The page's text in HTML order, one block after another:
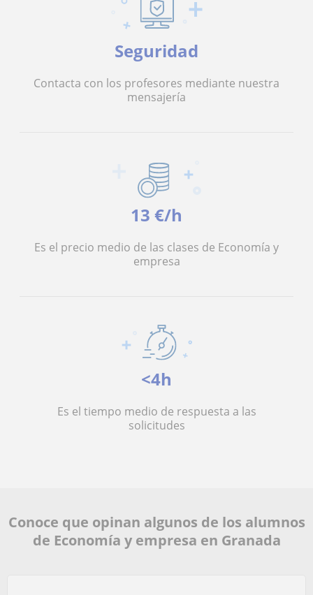
Seguridad
Contacta con los profesores mediante nuestra
mensajería
13 €/h
Es el precio medio de las clases de Economía y
empresa
<4h
Es el tiempo medio de respuesta a las
solicitudes
Conoce que opinan algunos de los alumnos
de Economía y empresa en Granada